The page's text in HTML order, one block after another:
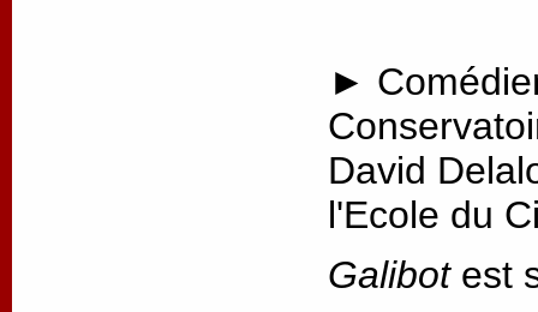
►
David
l'Ecole du
Galibotest